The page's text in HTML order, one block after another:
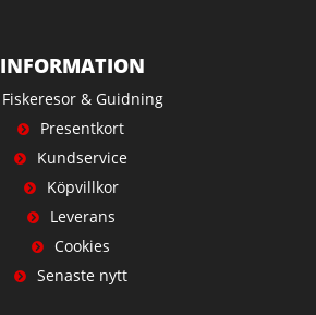
INFORMATION
Fiskeresor & Guidning
Presentkort
Kundservice
Köpvillkor
Leverans
Cookies
Senaste nytt